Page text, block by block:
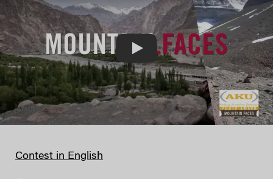
Contest in English